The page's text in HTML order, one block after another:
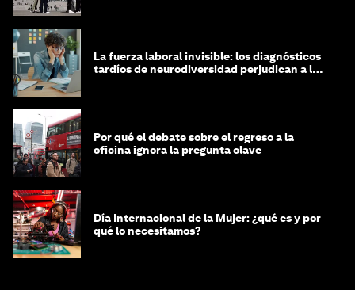
La fuerza laboral invisible: los diagnósticos
tardíos de neurodiversidad perjudican a las
Por qué el debate sobre el regreso a la
oficina ignora la pregunta clave
Día Internacional de la Mujer: ¿qué es y por
qué lo necesitamos?